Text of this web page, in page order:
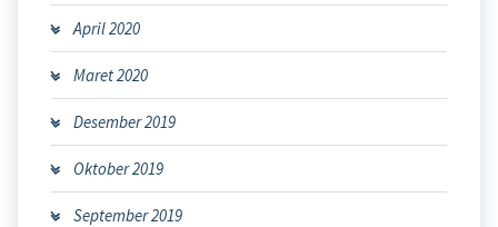
April 2020
Maret 2020
Desember 2019
Oktober 2019
September 2019